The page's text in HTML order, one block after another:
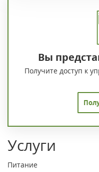
Вы
Получите доступ к
Услуги
Питание